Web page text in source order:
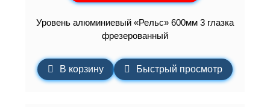
Уровень алюминиевый «Рельс» 600мм 3 глазка
фрезерованный
В корзину Быстрый просмотр